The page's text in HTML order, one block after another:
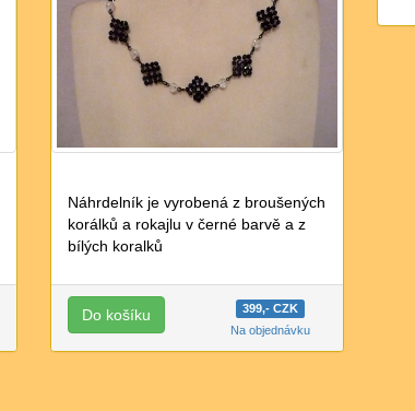
Náhrdelník je vyrobená z broušených
korálků a rokajlu v černé barvě a z
bílých koralků
399,- CZK
Na objednávku